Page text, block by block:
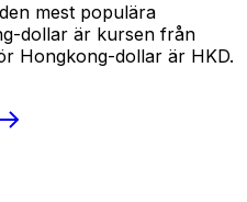
mest populära
dollar är kursen från
Hongkong-dollar är HKD.